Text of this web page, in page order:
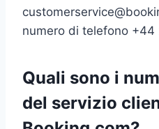
numero di telefono +44
Quali sono i
del servizio